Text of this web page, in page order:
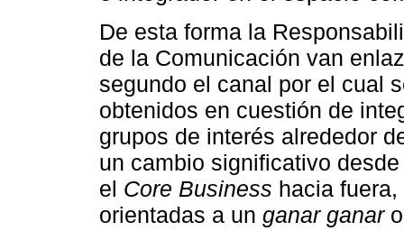
De esta forma la
de la Comunicación van
segundo el canal por el cual
obtenidos en cuestión de
grupos de interés alrededor
un cambio significativo
el Core Business hacia
orientadas a un ganar ganar